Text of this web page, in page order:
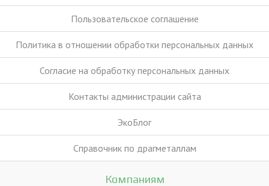
Пользовательское соглашение
Политика в отношении обработки персональных данных
Согласие на обработку персональных данных
Контакты администрации сайта
ЭкоБлог
Справочник по драгметаллам
Компаниям